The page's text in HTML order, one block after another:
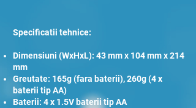
Specificatii tehnice:
Dimensiuni (WxHxL): 43 mm x 104 mm x 214
mm
Greutate: 165g (fara baterii), 260g (4 x
baterii tip AA)
Baterii: 4 x 1.5V baterii tip AA